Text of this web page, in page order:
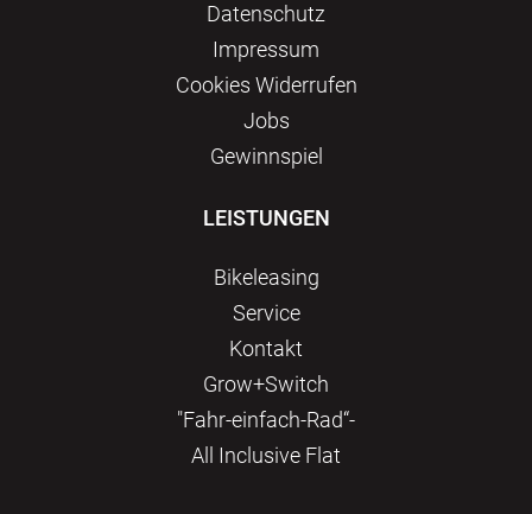
Datenschutz
Impressum
Сookies Widerrufen
Jobs
Gewinnspiel
LEISTUNGEN
Bikeleasing
Service
Kontakt
Grow+Switch
"Fahr-einfach-Rad“-
All Inclusive Flat